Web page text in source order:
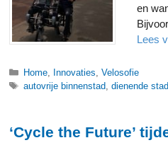
en
Lees
Categorieën
Home Innovaties ,Velosofie
Tags
autovrije binnenstad ,dienende stad
‘Cycle the Future’